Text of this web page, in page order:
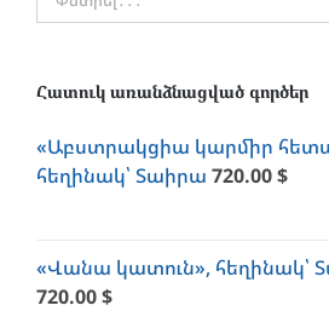
Հատուկ առանձնացված գործեր
«Աբստրակցիա կարմիր
հեղինակ՝ Տաիրա 720.00$
«Վանա կատուն», հեղինակ՝
720.00$